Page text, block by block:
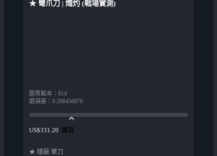
★ 彎爪刀 | 熾灼 (戰場實測)
圖案範本 ： 814
磨損度 ： 0.268456876
US$331.20 購買
★ 隱蔽 軍刀